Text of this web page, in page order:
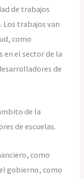
de trabajos
Los trabajos van
como
en el sector de la
de
de la
de escuelas.
como
gobierno, como